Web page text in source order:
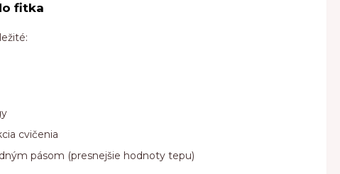
fitka
cvičenia
pásom (presnejšie hodnoty tepu)